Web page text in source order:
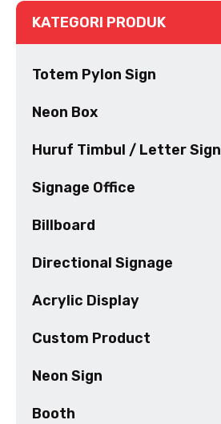
KATEGORI PRODUK
Totem Pylon Sign
Neon Box
Huruf Timbul / Letter Sign
Signage Office
Billboard
Directional Signage
Acrylic Display
Custom Product
Neon Sign
Booth